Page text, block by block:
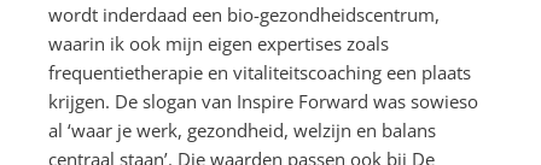
wordt inderdaad een bio-gezondheidscentrum,
waarin ik ook mijn eigen expertises zoals
frequentietherapie en vitaliteitscoaching een plaats
krijgen. De slogan van Inspire Forward was sowieso
al ‘waar je werk, gezondheid, welzijn en balans
centraal staan’. Die waarden passen ook bij De